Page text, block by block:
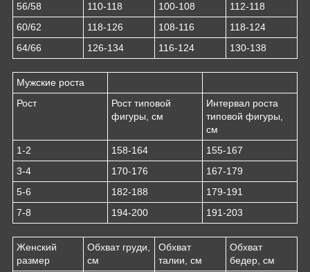
56/58
110-118 100-108
112-118
60/62
118-126 108-116
118-124
64/66
126-134 116-124 130-138
Мужские роста
Рост
Рост типовой
фигуры, см
Интервал роста
типовой фигуры,
см
1-2
158-164
155-167
3-4
170-176
167-179
5-6
182-188
179-191
7-8
194-200 191-203
Женский
размер
Обхват груди,
см
Обхват
талии, см
Обхват
бедер, см